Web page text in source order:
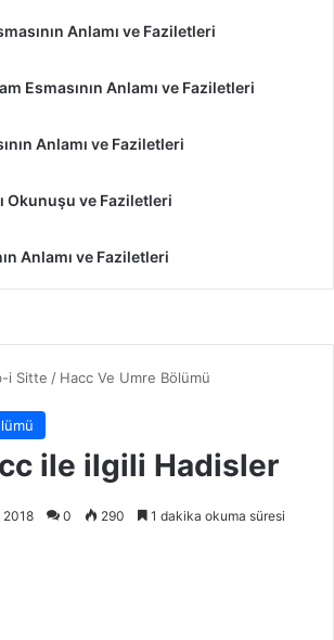
Anlamı ve Faziletleri
Esmasının Anlamı ve Faziletleri
Anlamı ve Faziletleri
Okunuşu ve Faziletleri
Anlamı ve Faziletleri